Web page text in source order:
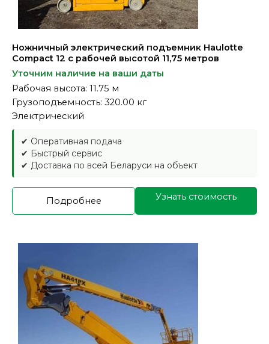
Ножничный электрический подъемник Haulotte
Compact 12 с рабочей высотой 11,75 метров
Уточним наличие на ваши даты
Рабочая высота: 11.75 м
Грузоподъемность: 320.00 кг
Электрический
✔ Оперативная подача
✔ Быстрый сервис
✔ Доставка по всей Беларуси на объект
Подробнее Узнать стоимость